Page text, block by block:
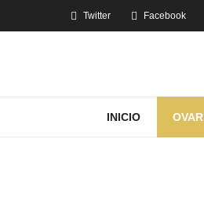
Twitter Facebook
INICIO OVAR